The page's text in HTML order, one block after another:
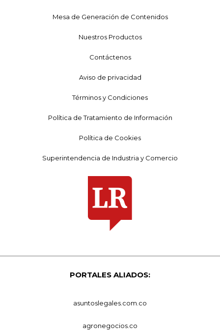
Mesa de Generación de Contenidos
Nuestros Productos
Contáctenos
Aviso de privacidad
Términos y Condiciones
Política de Tratamiento de Información
Política de Cookies
Superintendencia de Industria y Comercio
PORTALES ALIADOS:
asuntoslegales.com.co
agronegocios.co